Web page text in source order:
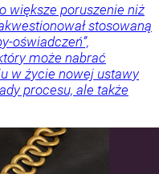
większe poruszenie niż
stosowaną
oświadczeń”,
może nabrać
w życie nowej ustawy
procesu, ale także